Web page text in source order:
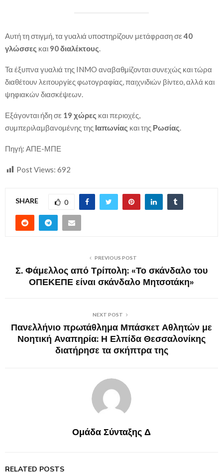
Αυτή τη στιγμή, τα γυαλιά υποστηρίζουν μετάφραση σε40
γλώσσες και 90 διαλέκτους
Τα έξυπνα γυαλιά της INMO αναβαθμίζονται συνεχώς και τώρα
διαθέτουν λειτουργίες φωτογραφίας, παιχνιδιών βίντεο, αλλά και
ψηφιακών διασκέψεων.
Εξάγονται ήδη σε 19 χώρες και περιοχές,
συμπεριλαμβανομένης της Ιαπωνίας και της Ρωσίας
Πηγή: ΑΠΕ-ΜΠΕ
Post Views: 692
SHARE 0
PREVIOUS POST
Σ. Φάμελλος από Τρίπολη: «Το σκάνδαλο του
ΟΠΕΚΕΠΕ είναι σκάνδαλο Μητσοτάκη»
NEXT POST
Πανελλήνιο πρωτάθλημα Μπάσκετ Αθλητών με
Νοητική Αναπηρία: Η Ελπίδα Θεσσαλονίκης
διατήρησε τα σκήπτρα της
Ομάδα Σύνταξης Δ
RELATED POSTS